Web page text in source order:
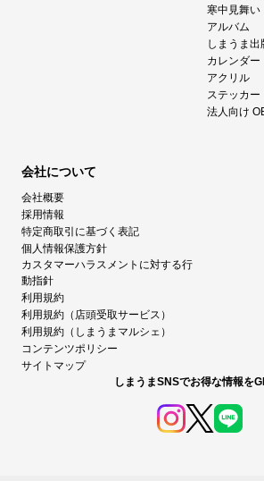
寒中見舞い
アルバム
しまうま出
カレンダー
アクリル
ステッカー
法人向け
会社について
会社概要
採用情報
特定商取引に基づく表記
個人情報保護方針
カスタマーハラスメントに対する行
動指針
利用規約
利用規約（店頭受取サービス）
利用規約（しまうまマルシェ）
コンテンツポリシー
サイトマップ
しまうまSNSでお得な情報を